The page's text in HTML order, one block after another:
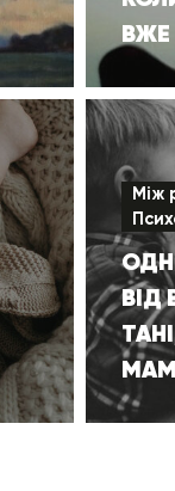
ВЖЕ
Між
ВІД